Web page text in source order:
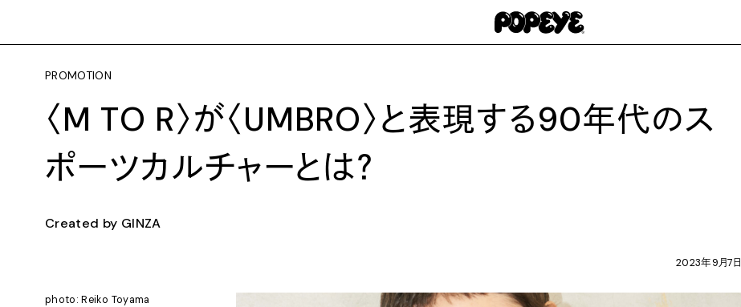
PROMOTION
〈M TO R〉が〈UMBRO〉と表現する90年代のス
ポーツカルチャーとは？
Created by GINZA
2023年9月7日
photo: Reiko Toyama